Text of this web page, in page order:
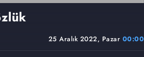
25 Aralık 2022, Pazar 00:00